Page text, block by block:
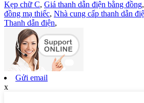
Kẹp chữ C, Giá thanh dẫn điện bằng đồng,
đồng mạ thiếc, Nhà cung cấp thanh dẫn
Thanh dẫn điện,
Gửi email
x